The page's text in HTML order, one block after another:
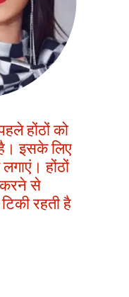
होंठों को
है। इसके लिए
होंठों
करने से
रहती है